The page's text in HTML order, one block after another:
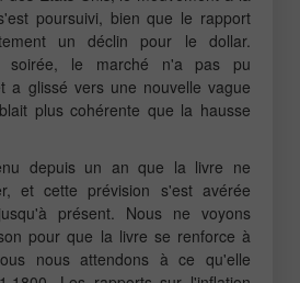
poursuivi, bien que le rapport
un déclin pour le dollar.
soirée, le marché n'a pas pu
a glissé vers une nouvelle vague
plus cohérente que la hausse
depuis un an que la livre ne
et cette prévision s'est avérée
présent. Nous ne voyons
pour que la livre se renforce à
nous attendons à ce qu'elle